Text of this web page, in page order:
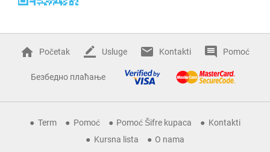
Početak Usluge Kontakti Pomoć
Безбедно плаћање
Term Pomoć Pomoć Šifre kupaca
Kontakti
Kursna lista
O nama